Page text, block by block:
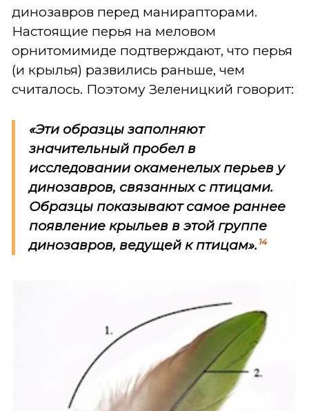
динозавров перед манирапторами.
Настоящие перья на меловом
орнитомимиде подтверждают, что перья
(и крылья) развились раньше, чем
считалось. Поэтому Зеленицкий говорит:
«Эти образцы заполняют
значительный пробел в
исследовании окаменелых перьев у
динозавров, связанных с птицами.
Образцы показывают самое раннее
появление крыльев в этой группе
динозавров, ведущей к птицам». 14